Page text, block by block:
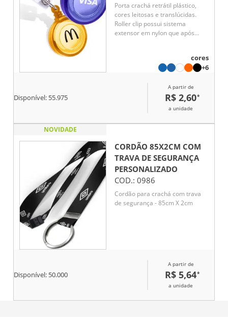
Porta crachá retrátil plástico,
cores leitosas e translúcidas.
Roller clip possui sistema
extensor em nylon que após
traseira e alça plástica com
cores
+6
Disponível: 55.975
A partir de
R$ 2,60*
a unidade
NOVIDADE
CORDÃO 85X2CM COM
TRAVA DE SEGURANÇA
PERSONALIZADO
COD.: 0986
Cordão para crachá com trava
de segurança - 85cm X 2cm
Disponível: 50.000
A partir de
R$ 5,64*
a unidade